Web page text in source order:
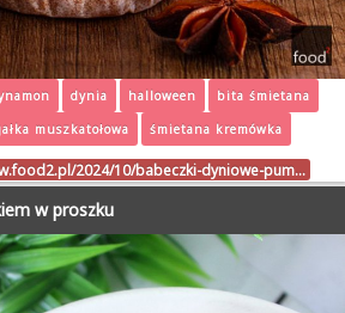
dynia halloween
bita śmietana
muszkatołowa śmietana kremówka
2024/10/babeczki-dyniowe-pum…
w proszku